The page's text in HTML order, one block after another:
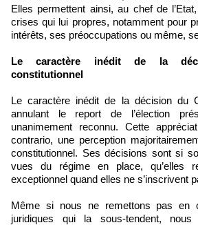
Elles permettent ainsi, au chef de
crises qui lui propres, notamment pour
intérêts, ses préoccupations ou même,
Le caractère inédit de la
constitutionnel
Le caractère inédit de la décision du
annulant le report de l’élection
unanimement reconnu. Cette
contrario, une perception
constitutionnel. Ses décisions sont si
vues du régime en place, qu’elles
exceptionnel quand elles ne s’inscrivent
Même si nous ne remettons pas en
juridiques qui la sous-tendent,